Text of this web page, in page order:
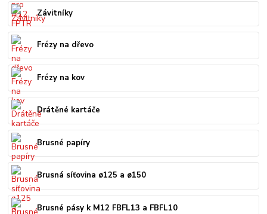
Závitníky
Frézy na dřevo
Frézy na kov
Drátěné kartáče
Brusné papíry
Brusná síťovina ø125 a ø150
Brusné pásy k M12 FBFL13 a FBFL10